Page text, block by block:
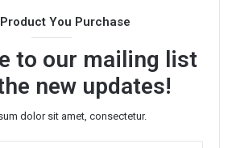
e
You Purchase
to our mailing list
new updates!
dolor sit amet, consectetur.